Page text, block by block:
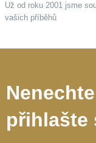
Už od roku 2001 jsme
vašich příběhů
přihlašte